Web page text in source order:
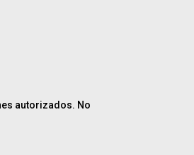
autorizados. No